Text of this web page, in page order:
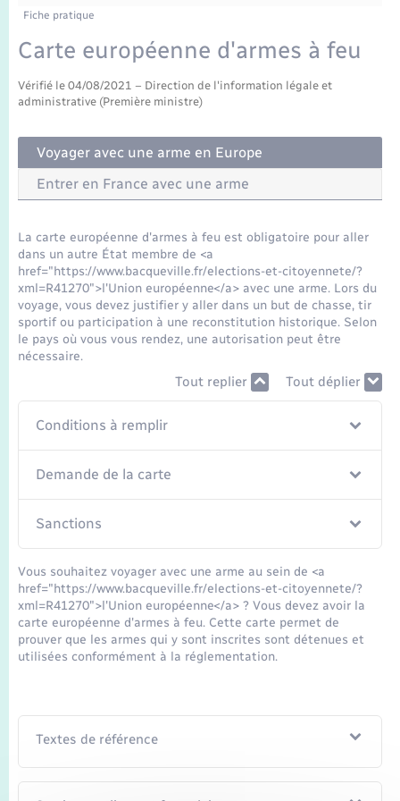
Etat-civil - Papiers - Citoyenneté
Mariage – PACS
Parrainage civil
Recensement
Logement - Urbanisme
Loisirs
Nouvel habitant
Numérique
Organisation d’événement
Sécurité - Prévention
Seniors
Transports
Transports scolaires
Travaux - Autorisation d’occupation de l’espace
Compétences
Plan interactif
Présentation de la commune
Publications
La Communauté de communes
Fiche pratique
Carte européenne d'armes à feu
Vérifié le 04/08/2021 – Direction de l'information légale et
administrative (Première ministre)
Voyager avec une arme en Europe
Entrer en France avec une arme
La carte européenne d'armes à feu est obligatoire pour aller
dans un autre État membre de <a
href="https://www.bacqueville.fr/elections-et-citoyennete/?
xml=R41270">l'Union européenne</a> avec une arme. Lors du
voyage, vous devez justifier y aller dans un but de chasse, tir
sportif ou participation à une reconstitution historique. Selon
le pays où vous vous rendez, une autorisation peut être
nécessaire.
Tout replier Tout déplier
Conditions à remplir
Demande de la carte
Sanctions
Vous souhaitez voyager avec une arme au sein de <a
href="https://www.bacqueville.fr/elections-et-citoyennete/?
xml=R41270">l'Union européenne</a> ? Vous devez avoir la
carte européenne d'armes à feu. Cette carte permet de
prouver que les armes qui y sont inscrites sont détenues et
utilisées conformément à la réglementation.
Textes de référence